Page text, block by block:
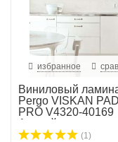
включает в себя
избранное
Виниловый
Pergo VISKAN PAD
PRO V4320-40169
Альпий...
(1)